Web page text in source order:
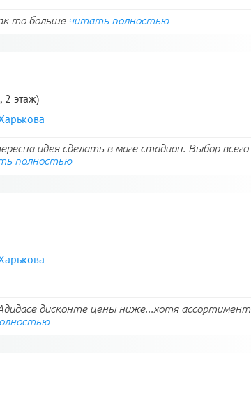
то больше читать полностью
2 этаж)
идея сделать в маге стадион. Выбор всего
полностью
дисконте цены ниже...хотя ассортимент